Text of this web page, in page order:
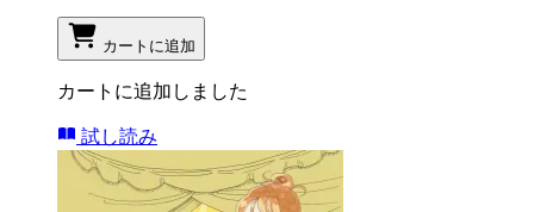
カートに追加
カートに追加しました
試し読み